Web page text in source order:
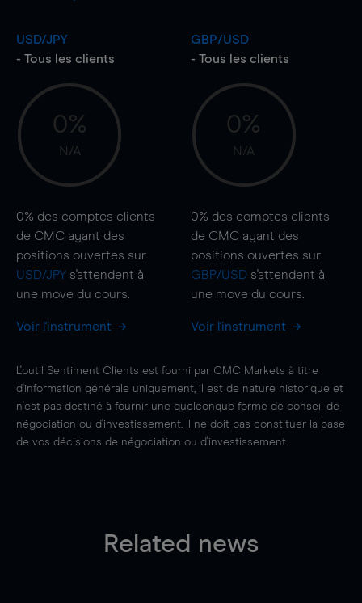
USD/JPY
- Tous les clients
0%
N/A
0% des comptes clients
de CMC ayant des
positions ouvertes sur
USD/JPY s'attendent à
une move du cours.
Voir l'instrument
GBP/USD
- Tous les clients
0%
N/A
0% des comptes clients
de CMC ayant des
positions ouvertes sur
GBP/USDs'attendent à
une move du cours.
Voir l'instrument
L'outil Sentiment Clients est fourni par CMC Markets à titre
d'information générale uniquement, il est de nature historique et
n'est pas destiné à fournir une quelconque forme de conseil de
négociation ou d'investissement. Il ne doit pas constituer la base
de vos décisions de négociation ou d'investissement.
Related news